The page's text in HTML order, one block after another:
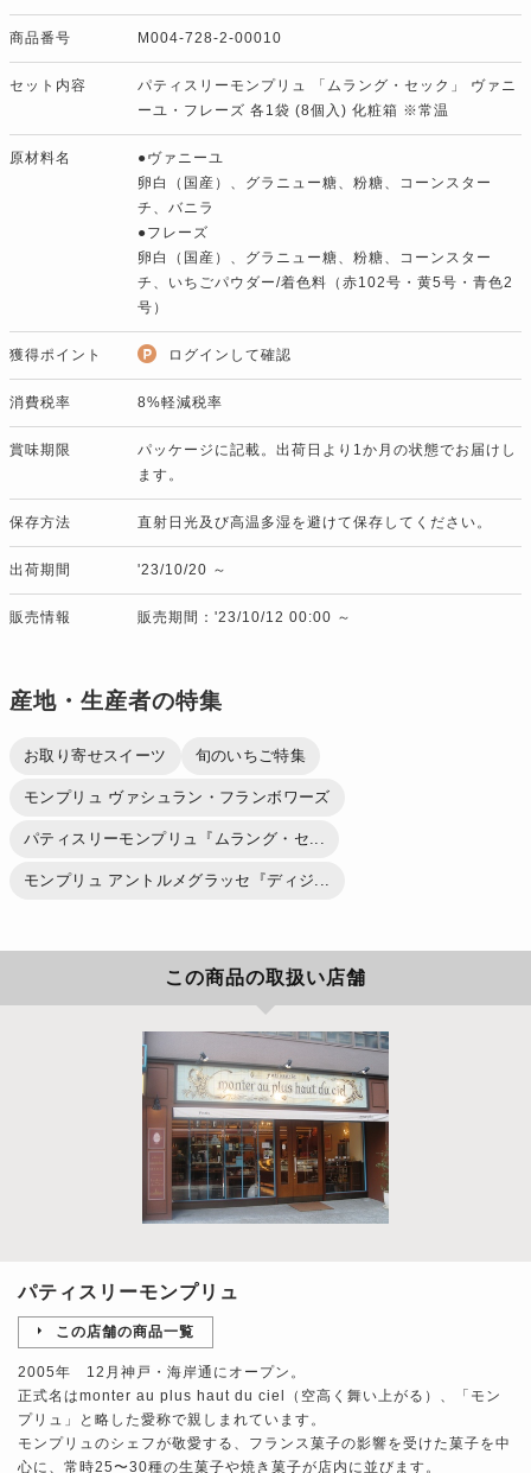
商品番号 M004-728-2-00010
セット内容
パティスリーモンプリュ 「ムラング・セック」 ヴァニ
ーユ・フレーズ 各1袋 (8個入) 化粧箱 ※常温
原材料名
●ヴァニーユ
卵白（国産）、グラニュー糖、粉糖、コーンスター
チ、バニラ
●フレーズ
卵白（国産）、グラニュー糖、粉糖、コーンスター
チ、いちごパウダー/着色料（赤102号・黄5号・青色2
号）
獲得ポイント ログインして確認
消費税率 8%軽減税率
賞味期限
パッケージに記載。出荷日より1か月の状態でお届けし
ます。
保存方法 直射日光及び高温多湿を避けて保存してください。
出荷期間 '23/10/20 ～
販売情報 販売期間：'23/10/12 00:00 ～
産地・生産者の特集
お取り寄せスイーツ 旬のいちご特集
モンプリュ ヴァシュラン・フランボワーズ
パティスリーモンプリュ『ムラング・セ...
モンプリュ アントルメグラッセ『ディジ...
この商品の取扱い店舗
パティスリーモンプリュ
この店舗の商品一覧
2005年 12月神戸・海岸通にオープン。
正式名はmonter au plus haut du ciel（空高く舞い上がる）、「モン
プリュ」と略した愛称で親しまれています。
モンプリュのシェフが敬愛する、フランス菓子の影響を受けた菓子を中
心に、常時25〜30種の生菓子や焼き菓子が店内に並びます。